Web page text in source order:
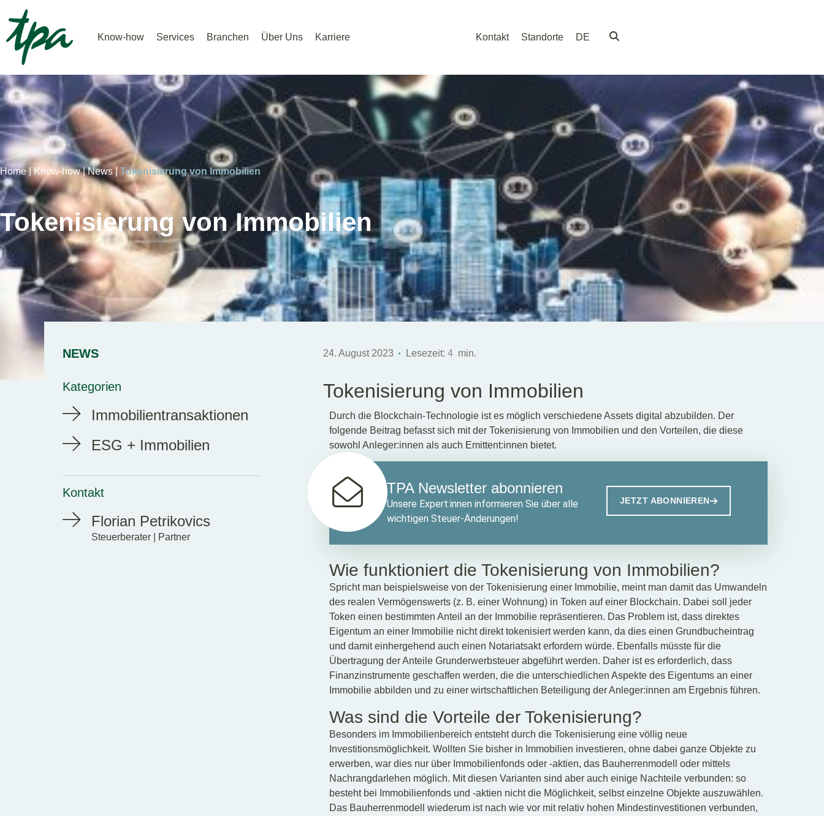
Know-how Services Branchen Über Uns Karriere Kontakt Standorte DE
Home |Know-how |News | Tokenisierung von Immobilien
Tokenisierung von Immobilien
NEWS
Kategorien
Immobilientransaktionen
ESG + Immobilien
Kontakt
Florian Petrikovics
Steuerberater | Partner
24. August 2023 Lesezeit: 4 min.
Tokenisierung von Immobilien
Durch die Blockchain-Technologie ist es möglich verschiedene Assets digital abzubilden. Der
folgende Beitrag befasst sich mit der Tokenisierung von Immobilien und den Vorteilen, die diese
sowohl Anleger:innen als auch Emittent:innen bietet.
TPA Newsletter abonnieren
Unsere Expert:innen informieren Sie über alle
wichtigen Steuer-Änderungen!
JETZT ABONNIEREN
Wie funktioniert die Tokenisierung von Immobilien?
Spricht man beispielsweise von der Tokenisierung einer Immobilie, meint man damit das Umwandeln
des realen Vermögenswerts (z. B. einer Wohnung) in Token auf einer Blockchain. Dabei soll jeder
Token einen bestimmten Anteil an der Immobilie repräsentieren. Das Problem ist, dass direktes
Eigentum an einer Immobilie nicht direkt tokenisiert werden kann, da dies einen Grundbucheintrag
und damit einhergehend auch einen Notariatsakt erfordern würde. Ebenfalls müsste für die
Übertragung der Anteile Grunderwerbsteuer abgeführt werden. Daher ist es erforderlich, dass
Finanzinstrumente geschaffen werden, die die unterschiedlichen Aspekte des Eigentums an einer
Immobilie abbilden und zu einer wirtschaftlichen Beteiligung der Anleger:innen am Ergebnis führen.
Was sind die Vorteile der Tokenisierung?
Besonders im Immobilienbereich entsteht durch die Tokenisierung eine völlig neue
Investitionsmöglichkeit. Wollten Sie bisher in Immobilien investieren, ohne dabei ganze Objekte zu
erwerben, war dies nur über Immobilienfonds oder -aktien, das Bauherrenmodell oder mittels
Nachrangdarlehen möglich. Mit diesen Varianten sind aber auch einige Nachteile verbunden: so
besteht bei Immobilienfonds und -aktien nicht die Möglichkeit, selbst einzelne Objekte auszuwählen.
Das Bauherrenmodell wiederum ist nach wie vor mit relativ hohen Mindestinvestitionen verbunden,